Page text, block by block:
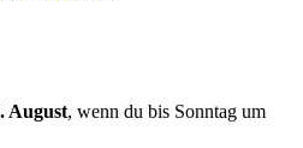
August, wenn du bis Sonntag um